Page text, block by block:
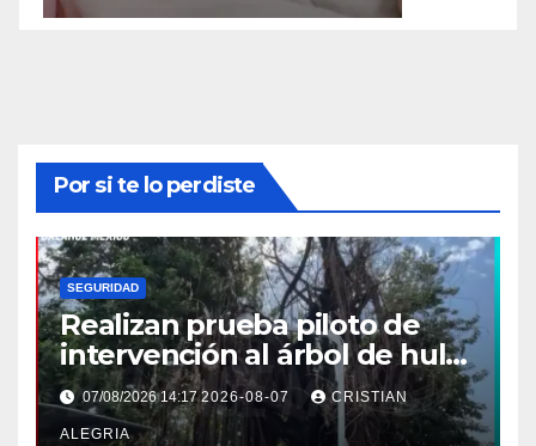
Por si te lo perdiste
SEGURIDAD
Realizan prueba piloto de
intervención al árbol de hule
en Tapachula
07/08/2026 14:172026-08-07 CRISTIAN
ALEGRIA